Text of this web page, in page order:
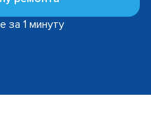
за 1 минуту